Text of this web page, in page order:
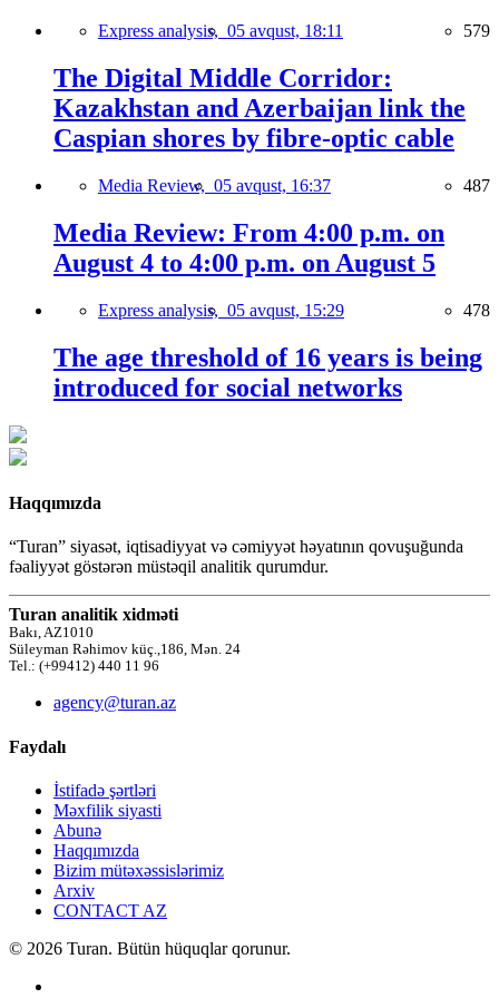
Express analysis, 05 avqust, 18:11 579
The Digital Middle Corridor:
Kazakhstan and Azerbaijan link the
Caspian shores by fibre-optic cable
Media Review, 05 avqust, 16:37 487
Media Review: From 4:00 p.m. on
August 4 to 4:00 p.m. on August 5
Express analysis, 05 avqust, 15:29 478
The age threshold of 16 years is being
introduced for social networks
Haqqımızda
“Turan” siyasət, iqtisadiyyat və cəmiyyət həyatının qovuşuğunda
fəaliyyət göstərən müstəqil analitik qurumdur.
Turan analitik xidməti
Bakı, AZ1010
Süleyman Rəhimov küç.,186, Mən. 24
Tel.: (+99412) 440 11 96
agency@turan.az
Faydalı
İstifadə şərtləri
Məxfilik siyasti
Abunə
Haqqımızda
Bizim mütəxəssislərimiz
Arxiv
CONTACT AZ
© 2026 Turan. Bütün hüquqlar qorunur.